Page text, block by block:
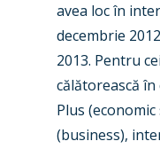
avea loc în
decembrie
2013. Pentru
călătorească
Plus
(business),